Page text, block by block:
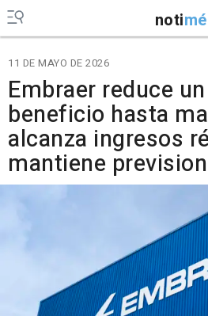
noti
11 DE MAYO DE 2026
Embraer reduce
beneficio hasta
alcanza ingresos
mantiene